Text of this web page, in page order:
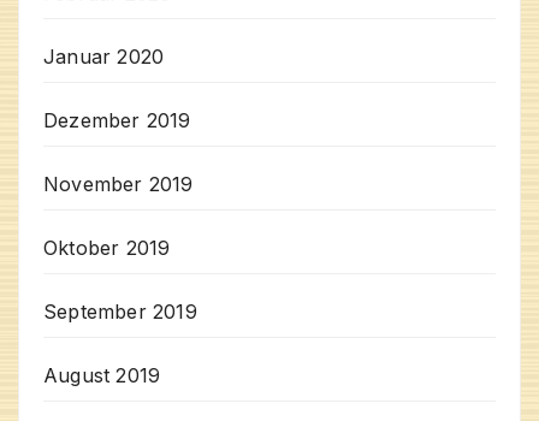
Januar 2020
Dezember 2019
November 2019
Oktober 2019
September 2019
August 2019